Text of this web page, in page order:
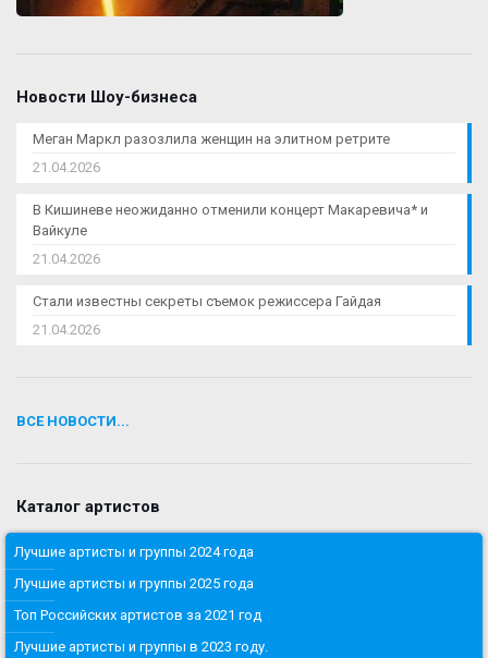
Новости Шоу-бизнеса
Меган Маркл разозлила женщин на элитном ретрите
21.04.2026
В Кишиневе неожиданно отменили концерт Макаревича* и
Вайкуле
21.04.2026
Стали известны секреты съемок режиссера Гайдая
21.04.2026
ВСЕ НОВОСТИ...
Каталог артистов
Лучшие артисты и группы 2024 года
Лучшие артисты и группы 2025 года
Топ Российских артистов за 2021 год
Лучшие артисты и группы в 2023 году.